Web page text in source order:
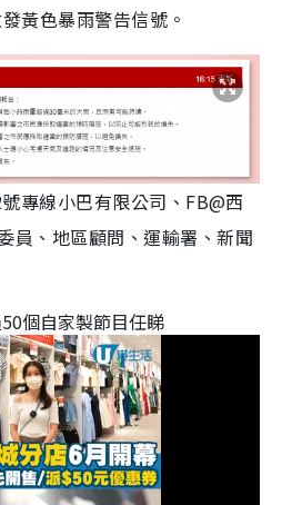
黃色暴雨警告信號。
專線小巴有限公司、FB@西
員、地區顧問、運輸署、新聞
個自家製節目任睇